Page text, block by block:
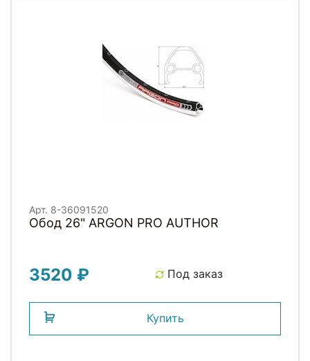
Арт. 8-36091520
Обод 26" ARGON PRO AUTHOR
3520 ₽ Под заказ
Купить